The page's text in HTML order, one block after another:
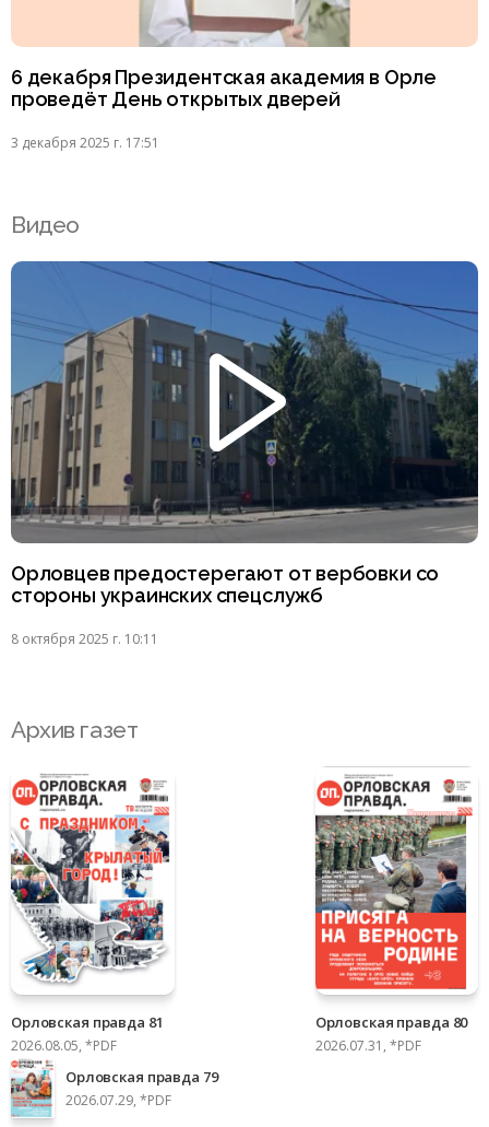
6 декабря Президентская академия в Орле
проведёт День открытых дверей
3 декабря 2025 г. 17:51
Видео
Орловцев предостерегают от вербовки со
стороны украинских спецслужб
8 октября 2025 г. 10:11
Архив газет
Орловская правда 81
2026.08.05, *PDF
Орловская правда 80
2026.07.31, *PDF
Орловская правда 79
2026.07.29, *PDF